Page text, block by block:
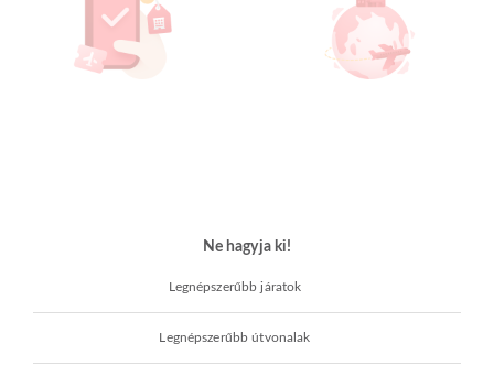
Ne hagyja ki!
Legnépszerűbb járatok
Legnépszerűbb útvonalak